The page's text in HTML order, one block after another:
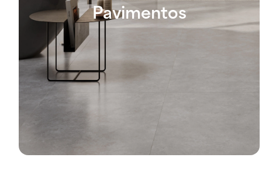
Pavimentos